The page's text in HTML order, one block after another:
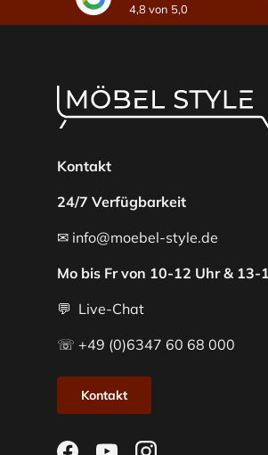
4,8 von 5,0
Kontakt
24/7 Verfügbarkeit
✉ info@moebel-style.de
Mo bis Fr von 10-12 Uhr & 13-
💬 Live-Chat
☏ +49 (0)6347 60 68 000
Kontakt